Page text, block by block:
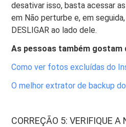
desativar isso, basta acessar
em Não perturbe e, em
DESLIGAR ao lado dele.
As pessoas também gostam
Como ver fotos excluídas do
O melhor extrator de backup
CORREÇÃO 5: VERIFIQUE